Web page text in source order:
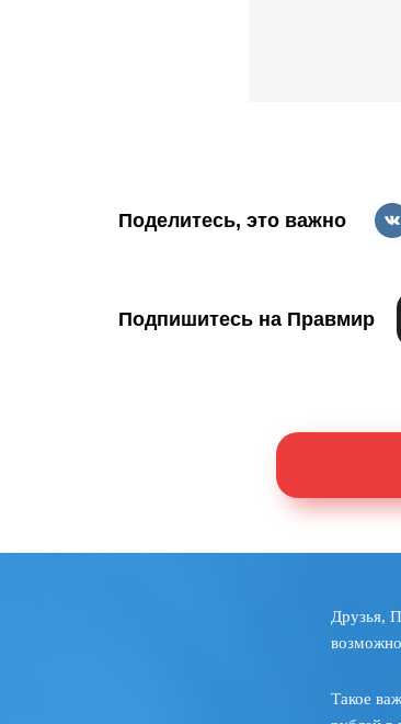
Поделитесь, это важно
Подпишитесь на Правмир
Друзья,
Такое